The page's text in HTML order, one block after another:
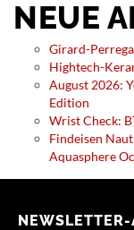
NEUE
Girard-
Hightech-
August 2026:
Edition
Wrist Check:
Findeisen
Aquasphere